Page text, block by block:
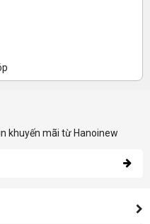
khuyến mãi từ Hanoinew